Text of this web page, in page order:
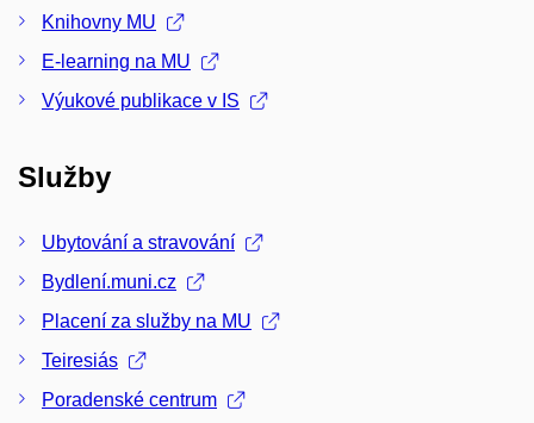
Knihovny MU
E-learning na MU
Výukové publikace v IS
Služby
Ubytování a stravování
Bydlení.muni.cz
Placení za služby na MU
Teiresiás
Poradenské centrum